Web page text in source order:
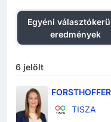
Egyéni
eredmények
6 jelölt
TISZA